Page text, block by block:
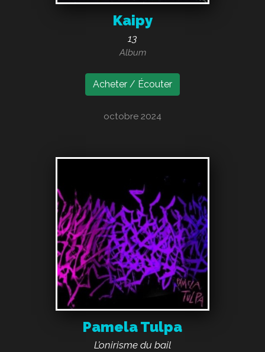
Kaipy
13
Album
Acheter / Écouter
octobre 2024
Pamela Tulpa
L’onirisme du bail